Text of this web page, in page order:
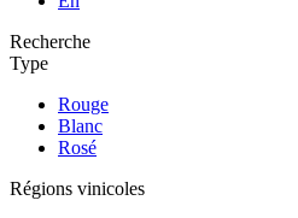
Recherche
Type
Rouge
Blanc
Rosé
Régions vinicoles